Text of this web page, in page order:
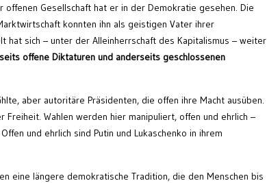
Gesellschaft hat er in der Demokratie gesehen. Die
konnten ihn als geistigen Vater ihrer
hat sich – unter der Alleinherrschaft des Kapitalismus – weiter
offene Diktaturen und anderseits geschlossenen
aber autoritäre Präsidenten, die offen ihre Macht ausüben.
Wahlen werden hier manipuliert, offen und ehrlich –
und ehrlich sind Putin und Lukaschenko in ihrem
eine längere demokratische Tradition, die den Menschen bis